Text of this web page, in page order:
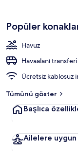
Popüler
Havuz
Havaalanı transferi
Ücretsiz kablosuz
Tümünü göster
Başlıca
Ailelere uygun